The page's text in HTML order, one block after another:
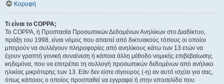
Κορυφή
Τι είναι το COPPA;
Το COPPA, ή Προστασία Προσωπικών Δεδομένων Ανηλίκων στο Διαδίκτυο,
πράξη του 1998, είναι νόμος που απαιτεί από δικτυακούς τόπους οι οποίοι
μπορούν να συλλέγουν πληροφορίες από ανηλίκους κάτω των 13 ετών να
έχουν γραπτή γονική συναίνεση ή κάποια άλλη μέθοδο νομικής επιβεβαίωσης
κηδεμόνα, που να επιτρέπει τη συλλογή προσωπικών δεδομένων από ανήλικο
ηλικίας μικρότερης των 13. Εάν δεν είστε σίγουρος (-η) αν αυτό ισχύει για σας,
όπως κάποιος ο οποίος προσπαθεί να εγγραφεί ή στην ιστοσελίδα που